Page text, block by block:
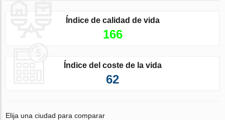
Índice de calidad de vida
166
Índice del coste de la vida
62
Elija una ciudad para comparar